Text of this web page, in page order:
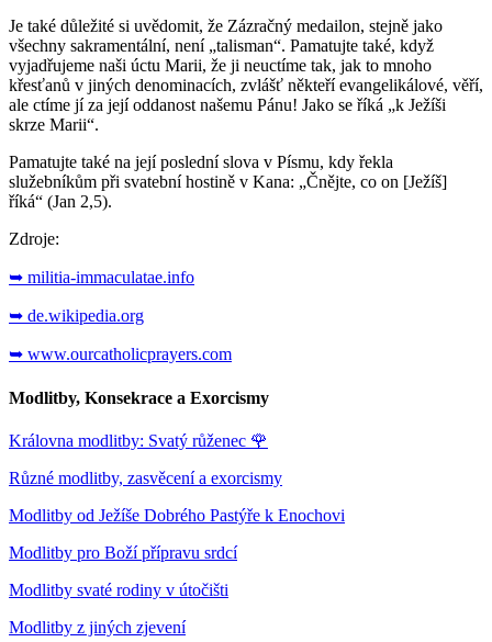
Je také důležité si uvědomit, že Zázračný medailon, stejně jako
všechny sakramentální, není „talisman“. Pamatujte také, když
vyjadřujeme naši úctu Marii, že ji neuctíme tak, jak to mnoho
křesťanů v jiných denominacích, zvlášť někteří evangelikálové, věří,
ale ctíme jí za její oddanost našemu Pánu! Jako se říká „k Ježíši
skrze Marii“.
Pamatujte také na její poslední slova v Písmu, kdy řekla
služebníkům při svatební hostině v Kana: „Čnějte, co on [Ježíš]
říká“ (Jan 2,5).
Zdroje:
➥ militia-immaculatae.info
➥ de.wikipedia.org
➥ www.ourcatholicprayers.com
Modlitby, Konsekrace a Exorcismy
Královna modlitby: Svatý růženec 🌹
Různé modlitby, zasvěcení a exorcismy
Modlitby od Ježíše Dobrého Pastýře k Enochovi
Modlitby pro Boží přípravu srdcí
Modlitby svaté rodiny v útočišti
Modlitby z jiných zjevení